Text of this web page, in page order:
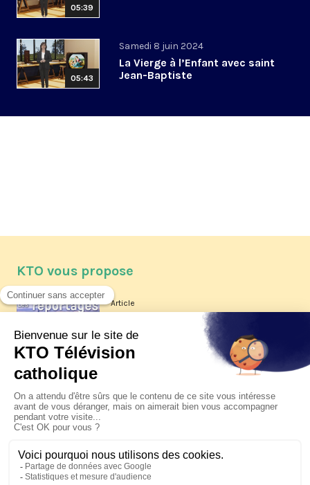
05:39
05:43
Samedi 8 juin 2024
La Vierge à l’Enfant avec saint
Jean-Baptiste
KTO vous propose
Article
Les reportages d'été 2026 de KTO
XIV à Assise à suivre sur KTO le
jeudi 6 août
Le pape en Uruguay, Argentine et
Pérou du 6 au 17 novembre 2026